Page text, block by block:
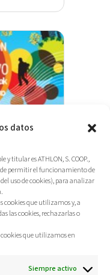
datos
y titular es ATHLON, S. COOP.,
permitir el funcionamiento de
uso de cookies), para analizar
que utilizamos y, a
las cookies, rechazarlas o
que utilizamos en
Siempre activo
en la
en